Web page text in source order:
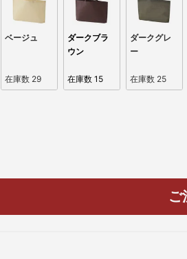
ベージュ
在庫数 29
ダークブラ
ウン
在庫数 15
ダークグレ
ー
在庫数 25
ご